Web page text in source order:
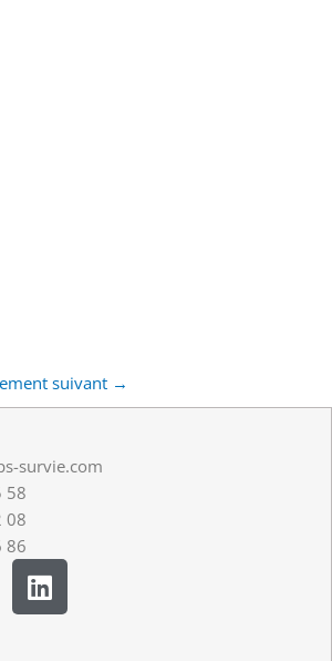
suivant →
survie.com
58
08
86
L
i
n